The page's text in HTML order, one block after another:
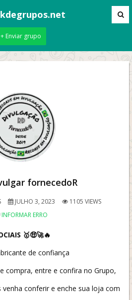
+ Enviar grupo
fornecedoR
JULHO 3, 2023
1105 VIEWS
INFORMAR ERRO
🥇🤑🚀🔥
de confiança
compra, entre e confira no Grupo,
conferir e enche sua loja com